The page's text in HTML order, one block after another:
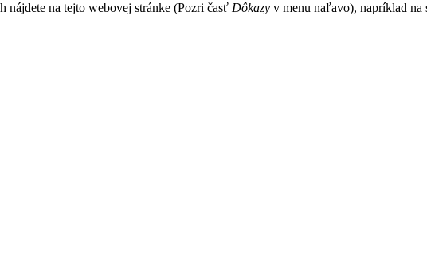
na tejto webovej stránke (Pozri časť Dôkazy v menu naľavo), napríklad na